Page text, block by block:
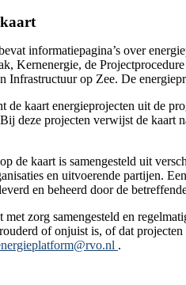
informatiepagina’s over
Kernenergie, de
Infrastructuur op Zee. De
de kaart energieprojecten uit de
deze projecten verwijst de kaart
de kaart is samengesteld uit
en uitvoerende partijen.
en beheerd door de
zorg samengesteld en
of onjuist is, of dat
.